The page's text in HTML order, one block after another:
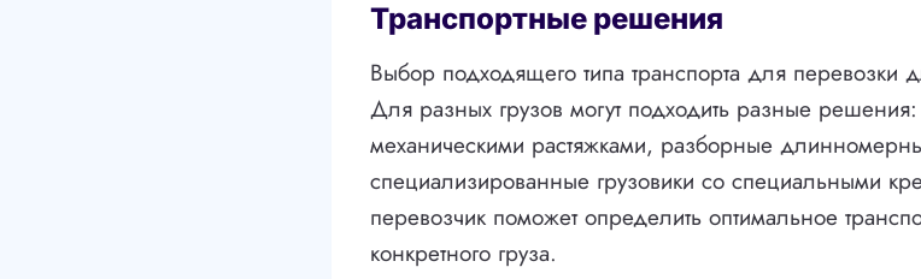
Транспортные решения
Выбор подходящего типа транспорта для перевозки
Для разных грузов могут подходить разные
механическими растяжками, разборные
специализированные грузовики со специальными
перевозчик поможет определить оптимальное
конкретного груза.